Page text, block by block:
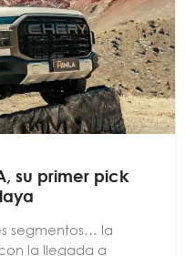
su primer pick
segmentos… la
la llegada a